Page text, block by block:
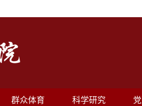
群众体育 科学研究